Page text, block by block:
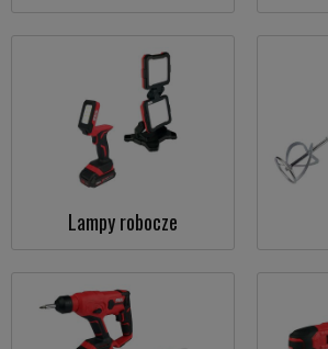
Lampy robocze